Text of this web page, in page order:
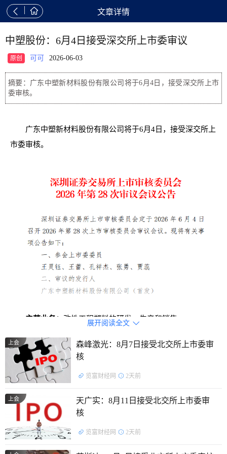
  文章详情
中塑股份：6月4日接受深交所上市委审议
原创 可可 2026-06-03
摘要：广东中塑新材料股份有限公司将于6月4日，接受深交所上市
委审核。
广东中塑新材料股份有限公司将于6月4日，接受深交所上
市委审核。
主营业务： 改性工程塑料的研发、生产和销售。
主要产品：改性工程塑料，主要应用于消费电子、储能、
汽车、家居家电等行业。
控股股东及实际控制人：截至股说明书签署日，朱怀才直
接持有公司55.2365%的股份，并通过众行致远控制公司
9.0093%的股份，朱怀才之配偶邓莲芳直接持有公司9.0093%
的股份，朱怀才、邓莲芳二人合计控制公司73.2551%的股
份。朱怀才系公司的控股股东，朱怀才、邓莲芳系公司的共同
展开阅读全文 
上会
森峰激光：8月7日接受北交所上市委审
核
览富财经网 2天前
上会
天广实：8月11日接受北交所上市委审
核
览富财经网 2天前